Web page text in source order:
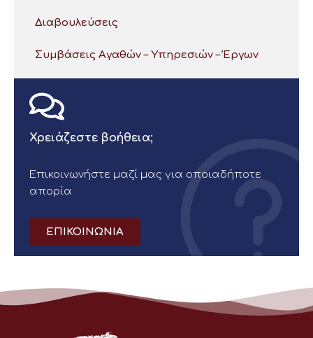
Διαβουλεύσεις
Συμβάσεις Αγαθών – Υπηρεσιών – Έργων
Χρειάζεστε βοήθεια;
Επικοινωνήστε μαζί μας για οποιαδήποτε
απορία
ΕΠΙΚΟΙΝΩΝΙΑ